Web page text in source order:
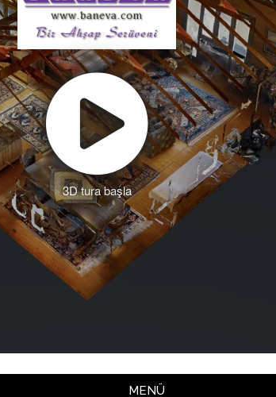
3D tura başla
MENÜ